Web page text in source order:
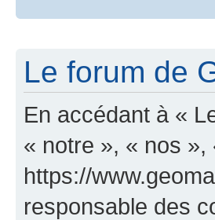
Le forum de
En accédant à «
« notre », « nos
https://
responsable des